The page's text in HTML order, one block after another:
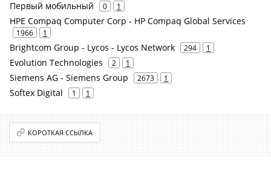
Первый мобильный 0 1
HPE Compaq Computer Corp - HP Compaq Global Services
1966 1
Brightcom Group - Lycos - Lycos Network 294 1
Evolution Technologies 2 1
Siemens AG - Siemens Group 2673 1
Softex Digital 1 1
КОРОТКАЯ ССЫЛКА